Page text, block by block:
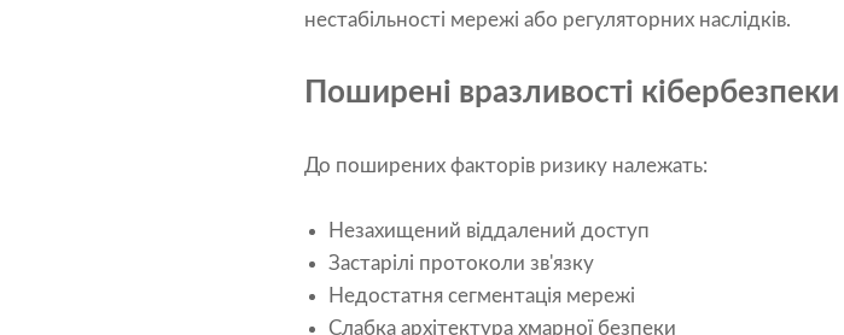
нестабільності мережі або регуляторних наслідків.
Поширені вразливості кібербезпеки
До поширених факторів ризику належать:
Незахищений віддалений доступ
Застарілі протоколи зв'язку
Недостатня сегментація мережі
Слабка архітектура хмарної безпеки